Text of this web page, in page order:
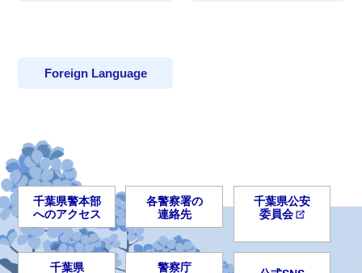
Foreign Language
千葉県警本部
へのアクセス
各警察署の
連絡先
千葉県公安
委員会
千葉県 警察庁